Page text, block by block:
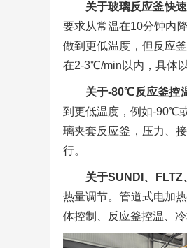
关于玻璃反应釜快
要求从常温在10分钟内
做到更低温度，但反应
在2-3℃/min以内，具体
关于-80℃反应釜控
到更低温度，例如-90℃
璃夹套反应釜，压力、
行。
关于SUNDI、
热量调节。管道式电加
体控制、反应釜控温、